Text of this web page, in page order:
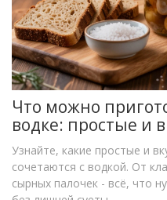
Что можно
водке: простые и
гостей
Узнайте, какие простые и
сочетаются с водкой. От
сырных палочек - всё, что